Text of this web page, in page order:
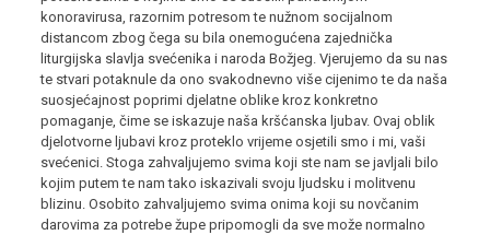
konoravirusa, razornim potresom te nužnom socijalnom
distancom zbog čega su bila onemogućena zajednička
liturgijska slavlja svećenika i naroda Božjeg. Vjerujemo da su nas
te stvari potaknule da ono svakodnevno više cijenimo te da naša
suosjećajnost poprimi djelatne oblike kroz konkretno
pomaganje, čime se iskazuje naša kršćanska ljubav. Ovaj oblik
djelotvorne ljubavi kroz proteklo vrijeme osjetili smo i mi, vaši
svećenici. Stoga zahvaljujemo svima koji ste nam se javljali bilo
kojim putem te nam tako iskazivali svoju ljudsku i molitvenu
blizinu. Osobito zahvaljujemo svima onima koji su novčanim
darovima za potrebe župe pripomogli da sve može normalno